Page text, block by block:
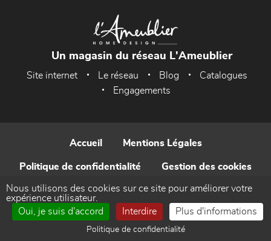
Un magasin du réseau L'Ameublier
Site internet Le réseau Blog
Catalogues
Engagements
Accueil Mentions Légales
Politique de confidentialité Gestion des cookies
Contact
Réalisé par WEB Enseignes
Nous utilisons des cookies sur ce site pour améliorer votre
expérience utilisateur.
Oui, je suis d'accord
Interdire Plus d'informations
Politique de confidentialité